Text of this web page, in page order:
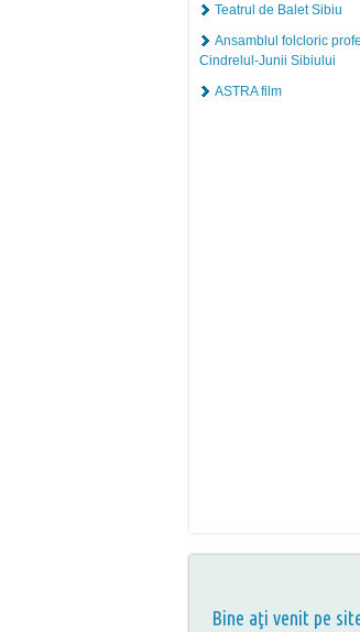
Teatrul de Balet Sibiu
Ansamblul folcloric
Cindrelul-Junii Sibiului
ASTRA film
Bine aţi venit pe